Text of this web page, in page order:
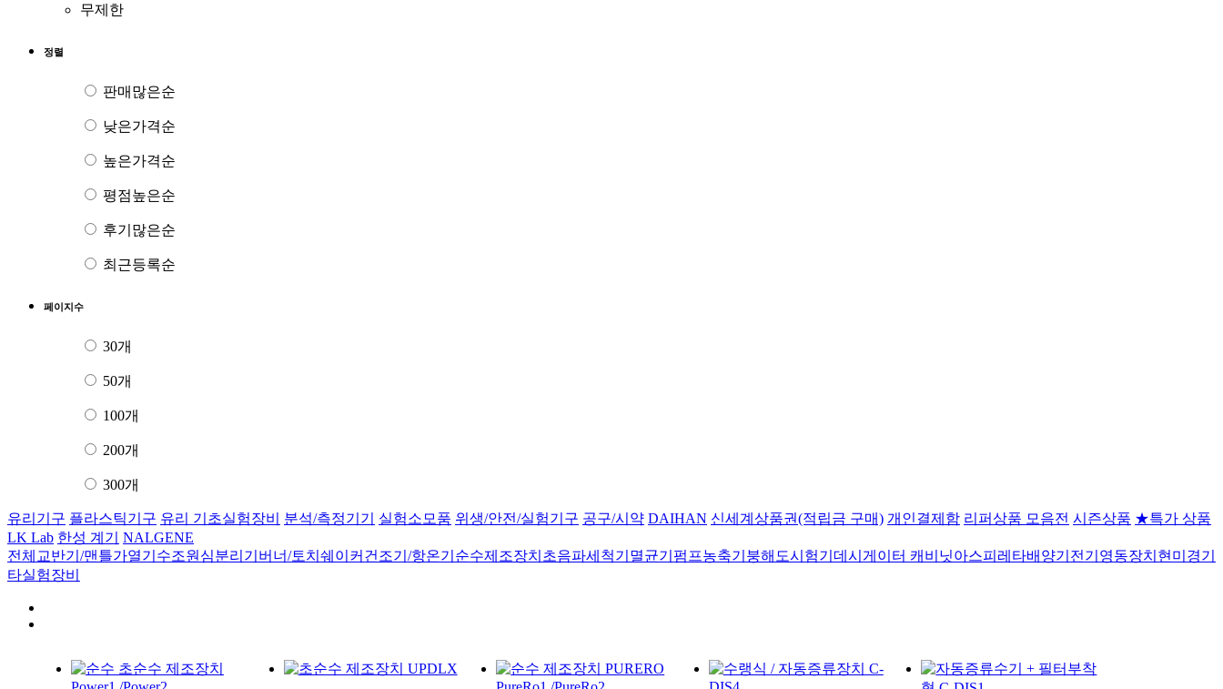
무제한
정렬
판매많은순
낮은가격순
높은가격순
평점높은순
후기많은순
최근등록순
페이지수
30개
50개
100개
200개
300개
유리기구 플라스틱기구 유리 기초실험장비 분석/측정기기 실험소모품 위생/안전/실험기구 공구/시약 DAIHAN 신세계상품권(적립금 구매) 개인결제함 리퍼상품 모음전 시즌상품 ★특가 상품
LK Lab 한성 계기
NALGENE
전체 교반기/맨틀가열기 수조원심분리기 버너/토치 쉐이커 건조기/항온기 순수제조장치 초음파세척기 멸균기 펌프농축기 붕해도시험기 데시게이터 캐비닛아스피레타배양기 전기영동장치 현미경기
타실험장비